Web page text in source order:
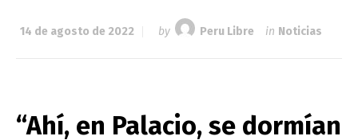
14 de agosto de 2022 by Peru Libre in Noticias
“Ahí, en Palacio, se dormían